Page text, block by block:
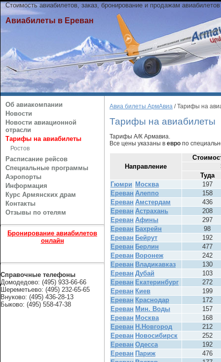
Стоимость авиабилетов, заказ, бронирование и продажам
Авиабилеты в Ереван
Об авиакомпании
Новости
Новости авиационной
отрасли
Тарифы на авиабилеты
Ростов
Расписание рейсов
Специальные программы
Аэропорты
Информация
Курс Армянских драм
Контакты
Отзывы по отелям
Бронирование авиабилетов
онлайн
Справочные телефоны
Домодедово: (495) 933-66-66
Шереметьево: (495) 232-65-65
Внуково: (495) 436-28-13
Быково: (495) 558-47-38
Авиа билеты АрмАвиа / Тарифы на
Тарифы на авиабилеты
Тарифы А/К Армавиа.
Все цены указаны в евро по
Направление
Туда
Гюмри Москва
197
Ереван Алеппо
158
Ереван Амстердам
436
Ереван Астрахань
208
Ереван Афины
297
Ереван Бахрейн
98
Ереван Бейрут
192
Ереван Берлин
477
Ереван Воронеж
242
Ереван Владикавказ
130
Ереван Дубай
103
Ереван Екатеринбург
272
Ереван Киев
199
Ереван Краснодар
172
Ереван Мин. Воды
157
Ереван Москва
168
Ереван Н.Новгород
212
Ереван Новосибирск
252
Ереван Одесса
192
Ереван Париж
476